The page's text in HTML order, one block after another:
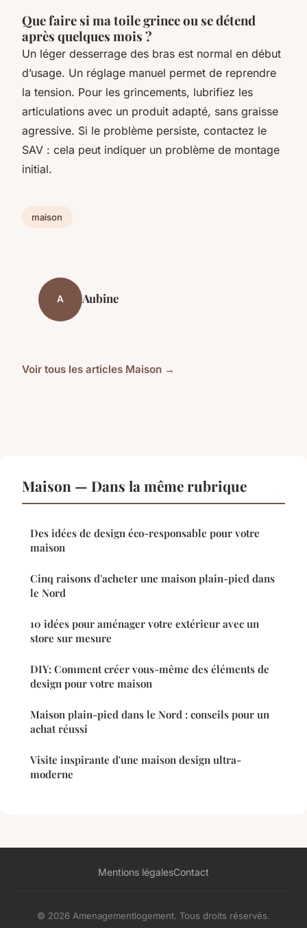
Que faire si ma toile grince ou se détend
après quelques mois ?
Un léger desserrage des bras est normal en début
d’usage. Un réglage manuel permet de reprendre
la tension. Pour les grincements, lubrifiez les
articulations avec un produit adapté, sans graisse
agressive. Si le problème persiste, contactez le
SAV : cela peut indiquer un problème de montage
initial.
maison
A Aubine
Voir tous les articles Maison →
Maison — Dans la même rubrique
Des idées de design éco-responsable pour votre
maison
Cinq raisons d'acheter une maison plain-pied dans
le Nord
10 idées pour aménager votre extérieur avec un
store sur mesure
DIY: Comment créer vous-même des éléments de
design pour votre maison
Maison plain-pied dans le Nord : conseils pour un
achat réussi
Visite inspirante d'une maison design ultra-
moderne
Mentions légalesContact
© 2026 Amenagementlogement. Tous droits réservés.